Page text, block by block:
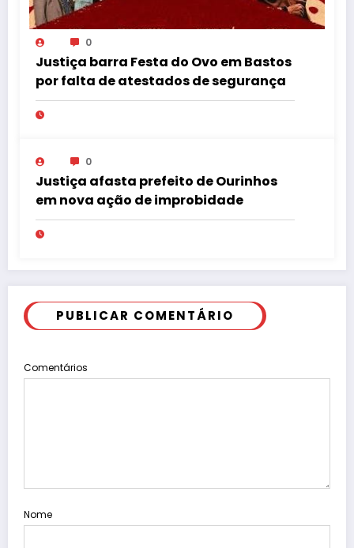
0
Justiça barra Festa do Ovo em Bastos
por falta de atestados de segurança
0
Justiça afasta prefeito de Ourinhos
em nova ação de improbidade
PUBLICAR COMENTÁRIO
Comentários
Nome